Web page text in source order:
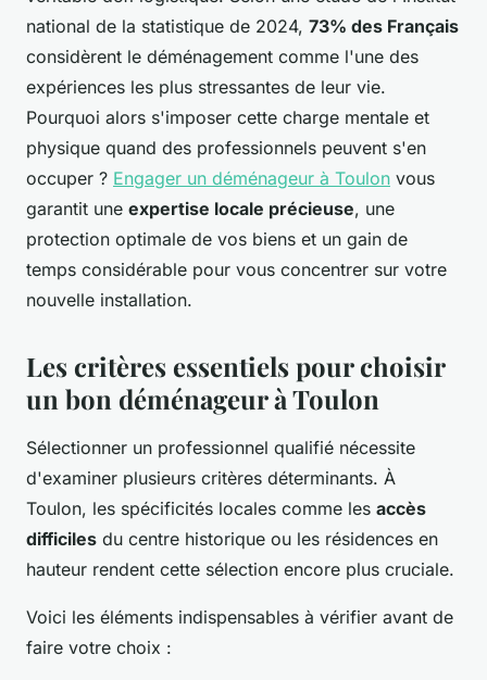
national de la statistique de 2024, 73% des Français
considèrent le déménagement comme l'une des
expériences les plus stressantes de leur vie.
Pourquoi alors s'imposer cette charge mentale et
physique quand des professionnels peuvent s'en
occuper ? Engager un déménageur à Toulon vous
garantit une expertise locale précieuse, une
protection optimale de vos biens et un gain de
temps considérable pour vous concentrer sur votre
nouvelle installation.
Les critères essentiels pour choisir
un bon déménageur à Toulon
Sélectionner un professionnel qualifié nécessite
d'examiner plusieurs critères déterminants. À
Toulon, les spécificités locales comme les accès
difficiles du centre historique ou les résidences en
hauteur rendent cette sélection encore plus cruciale.
Voici les éléments indispensables à vérifier avant de
faire votre choix :